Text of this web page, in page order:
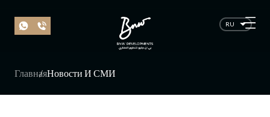
RU
ГлавнаяНовости И СМИ